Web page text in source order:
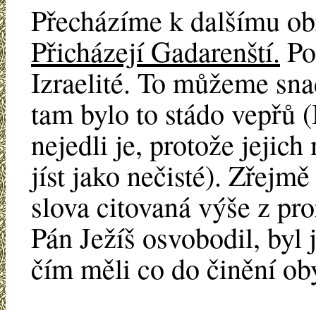
Přecházíme k dalšímu
Přicházejí Gadarenští.
Izraelité. To můžeme
tam bylo to stádo vepřů
nejedli je, protože jejich
jíst jako nečisté).
slova citovaná výše z
Pán Ježíš osvobodil,
čím měli co do činění